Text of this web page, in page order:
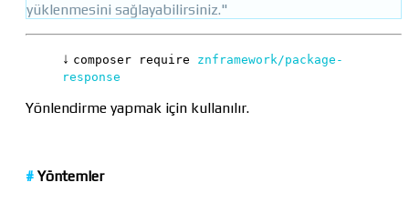
yüklenmesini sağlayabilirsiniz."
↓ composer require znframework/package-
response
Yönlendirme yapmak için kullanılır.
#Yöntemler